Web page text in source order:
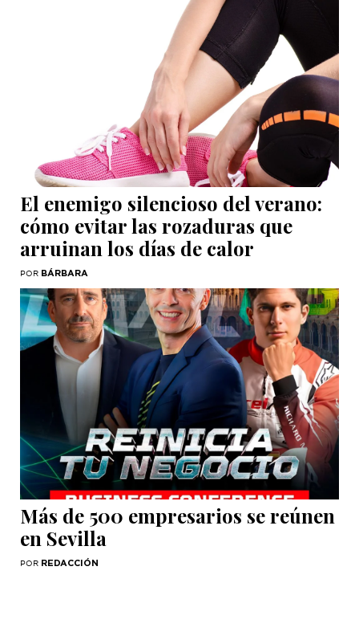
El enemigo silencioso del verano:
cómo evitar las rozaduras que
arruinan los días de calor
POR BÁRBARA
Más de 500 empresarios se reúnen
en Sevilla
POR REDACCIÓN